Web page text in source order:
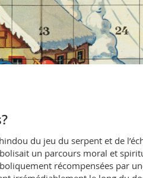
du jeu du serpent et de
un parcours moral et
récompensées par